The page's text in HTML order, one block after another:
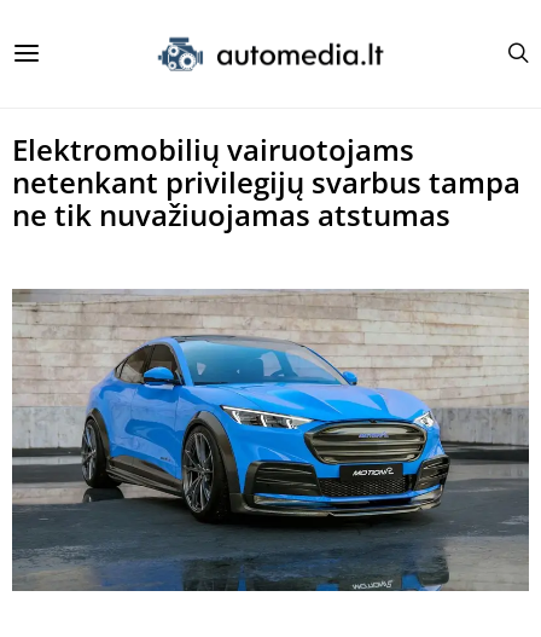
Elektromobilių vairuotojams
netenkant privilegijų svarbus tampa
ne tik nuvažiuojamas atstumas